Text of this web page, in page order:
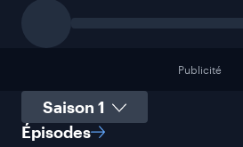
Publicité
Sélectionner une saison
Épisodes